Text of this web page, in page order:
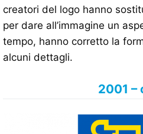
creatori del logo hanno
per dare all’immagine un
tempo, hanno corretto la
alcuni dettagli.
2001 –